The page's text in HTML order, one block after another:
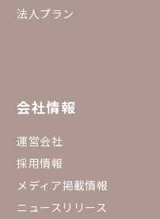
法人プラン
会社情報
運営会社
採用情報
メディア掲載情報
ニュースリリース